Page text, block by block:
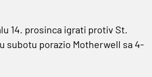
14. prosinca igrati protiv St.
subotu porazio Motherwell sa 4-